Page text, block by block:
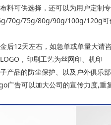
料可供选择，还可以为用户定制
70g/75g/80g/90g/100g/120g可
后12天左右，如急单或单量大请咨
，印刷工艺为丝网印、机印
产品的防尘保护、以及户外俱乐
广告可以加大公司的宣传力度,重